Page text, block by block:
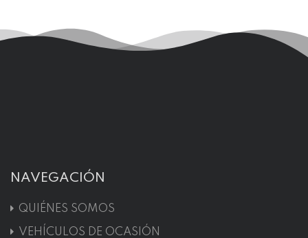
NAVEGACIÓN
QUIÉNES SOMOS
VEHÍCULOS DE OCASIÓN